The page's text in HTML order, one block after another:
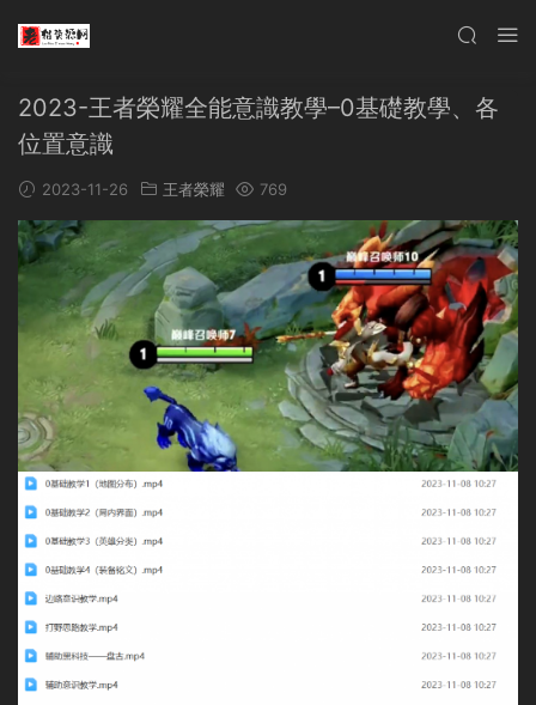
2023-王者榮耀全能意識教學–0基礎教學、各
位置意識
2023-11-26 王者榮耀 769